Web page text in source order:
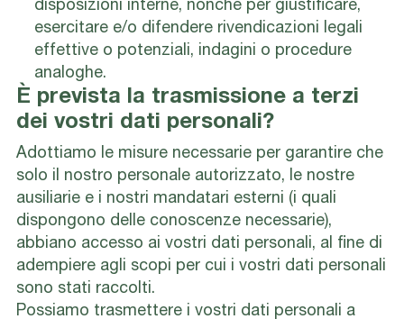
disposizioni interne, nonché per giustificare,
esercitare e/o difendere rivendicazioni legali
effettive o potenziali, indagini o procedure
analoghe.
È prevista la trasmissione a terzi
dei vostri dati personali?
Adottiamo le misure necessarie per garantire che
solo il nostro personale autorizzato, le nostre
ausiliarie e i nostri mandatari esterni (i quali
dispongono delle conoscenze necessarie),
abbiano accesso ai vostri dati personali, al fine di
adempiere agli scopi per cui i vostri dati personali
sono stati raccolti.
Possiamo trasmettere i vostri dati personali a